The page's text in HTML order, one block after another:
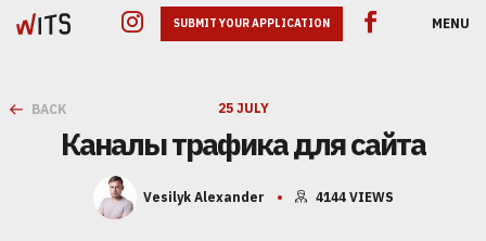
SUBMIT YOUR APPLICATION MENU
BACK 25 JULY
Каналы трафика для сайта
Vesilyk Alexander 4144 VIEWS